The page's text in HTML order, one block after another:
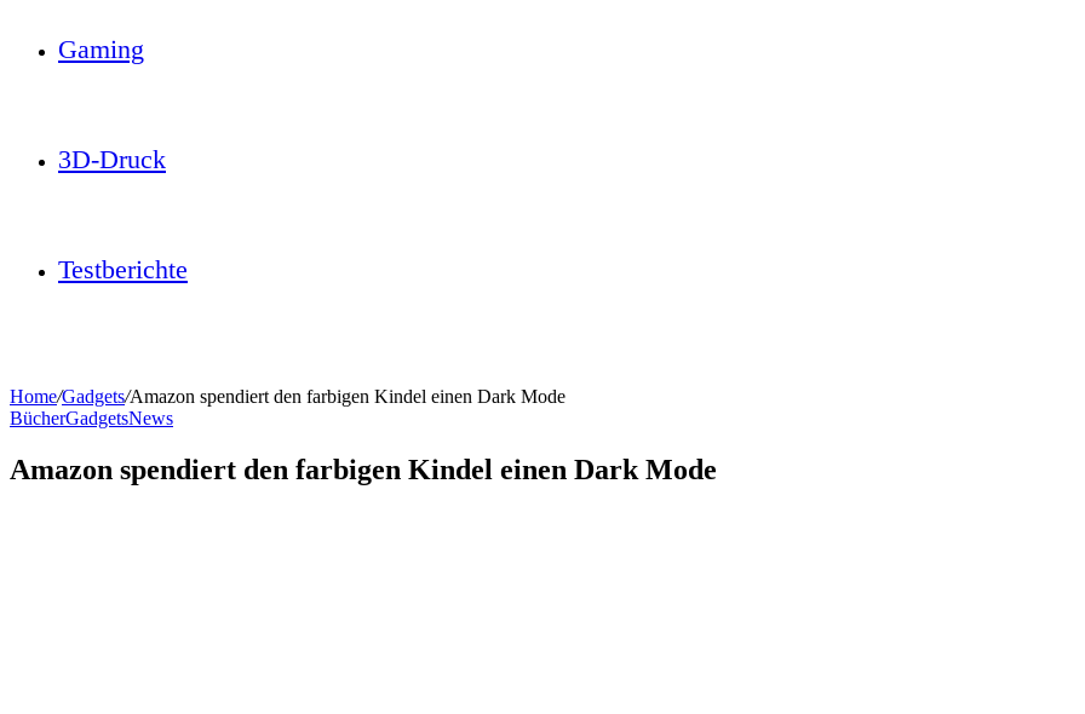
Gaming
3D-Druck
Testberichte
Home/Gadgets/Amazon spendiert den farbigen Kindel einen Dark Mode
BücherGadgetsNews
Amazon spendiert den farbigen Kindel einen Dark Mode